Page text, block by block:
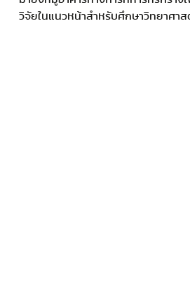
วิจัยในแนวหน้าสำหรับศึกษาวิทยาศาส
และน้ำซัดกระหน่ำไม่หยุดหย่อนในอ่าว